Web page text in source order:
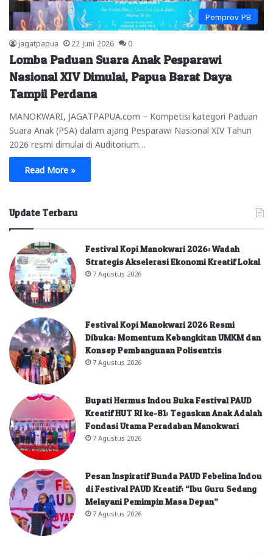
Pemprov PB
jagatpapua 22 Juni 2026 0
Lomba Paduan Suara Anak Pesparawi
Nasional XIV Dimulai, Papua Barat Daya
Tampil Perdana
MANOKWARI, JAGATPAPUA.com – Kompetisi kategori Paduan
Suara Anak (PSA) dalam ajang Pesparawi Nasional XIV Tahun
2026 resmi dimulai di Auditorium…
Read More »
Update Terbaru
Festival Kopi Manokwari 2026: Wadah
Strategis Akselerasi Ekonomi Kreatif Lokal
7 Agustus 2026
Festival Kopi Manokwari 2026 Resmi
Dibuka: Momentum Kebangkitan UMKM dan
Konsep Pembangunan Polisentris
7 Agustus 2026
Bupati Hermus Indou Buka Festival PAUD
Kreatif HUT RI ke-81: Tegaskan Anak Adalah
Fondasi Utama Peradaban Manokwari
7 Agustus 2026
Pesan Inspiratif Bunda PAUD Febelina Indou
di Festival PAUD Kreatif: “Ibu Guru Sedang
Melayani Pemimpin Masa Depan”
7 Agustus 2026